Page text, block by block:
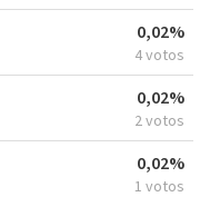
0,02%
4 votos
0,02%
2 votos
0,02%
1 votos